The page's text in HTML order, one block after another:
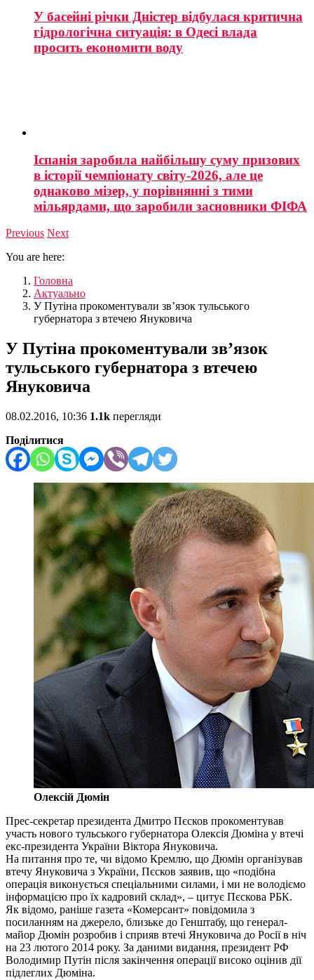
У басейні річки Дністер відбулася критична
гідрологічна ситуація: в Одесі влада
просить економити воду
Іспанія заробила найбільшу суму призових
в історії чемпіонату світу-2026, але це
однаково мізер, у порівнянні з тими
мільярдами, що заробили засновники ФІФА
Previous Next
You are here:
Головна
Актуально
У Путіна прокоментували зв’язок тульського
губернатора з втечею Януковича
У Путіна прокоментували зв’язок
тульського губернатора з втечею
Януковича
08.02.2016, 10:36 1.1k перегляди
Поділитися
Олексій Дюмін
Прес-секретар президента Дмитро Пєсков прокоментував
участь нового тульського губернатора Олексія Дюміна у втечі
екс-президента України Віктора Януковича.
На питання про те, чи відомо Кремлю, що Дюмін організував
втечу Януковича з України, Пєсков заявив, що «подібна
операція виконується спеціальними силами, і ми не володіємо
інформацією про їх кадровий склад», – цитує Пєскова РБК.
Як відомо, раніше газета «Комерсант» повідомила з
посиланням на джерело, близьке до Генштабу, що генерал-
майор Дюмін розробив і сприяв втечі Януковича до Росії в ніч
на 23 лютого 2014 року. За даними видання, президент РФ
Володимир Путін після закінчення операції високо оцінив дії
підлеглих Дюміна.